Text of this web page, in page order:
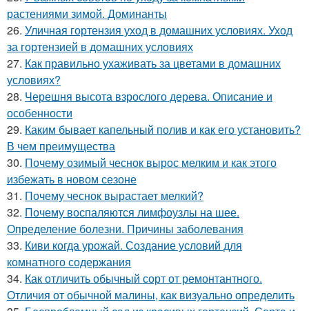
растениями зимой. Доминанты
26. Уличная гортензия уход в домашних условиях. Уход
за гортензией в домашних условиях
27. Как правильно ухаживать за цветами в домашних
условиях?
28. Черешня высота взрослого дерева. Описание и
особенности
29. Каким бывает капельный полив и как его установить?
В чем преимущества
30. Почему озимый чеснок вырос мелким и как этого
избежать в новом сезоне
31. Почему чеснок вырастает мелкий?
32. Почему воспаляются лимфоузлы на шее.
Определение болезни. Причины заболевания
33. Киви когда урожай. Создание условий для
комнатного содержания
34. Как отличить обычный сорт от ремонтантного.
Отличия от обычной малины, как визуально определить